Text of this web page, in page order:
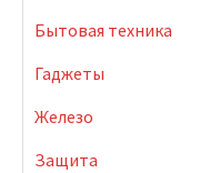
Бытовая техника
Гаджеты
Железо
Защита